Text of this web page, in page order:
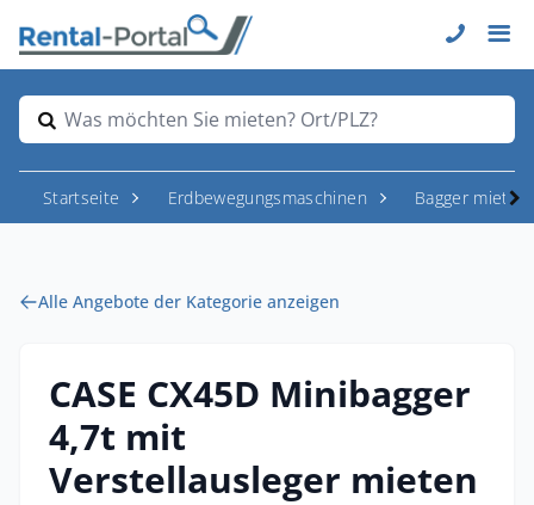
Was möchten Sie mieten? Ort/PLZ?
Startseite Erdbewegungsmaschinen Bagger mieten
Alle Angebote der Kategorie anzeigen
CASE CX45D Minibagger
4,7t mit
Verstellausleger mieten